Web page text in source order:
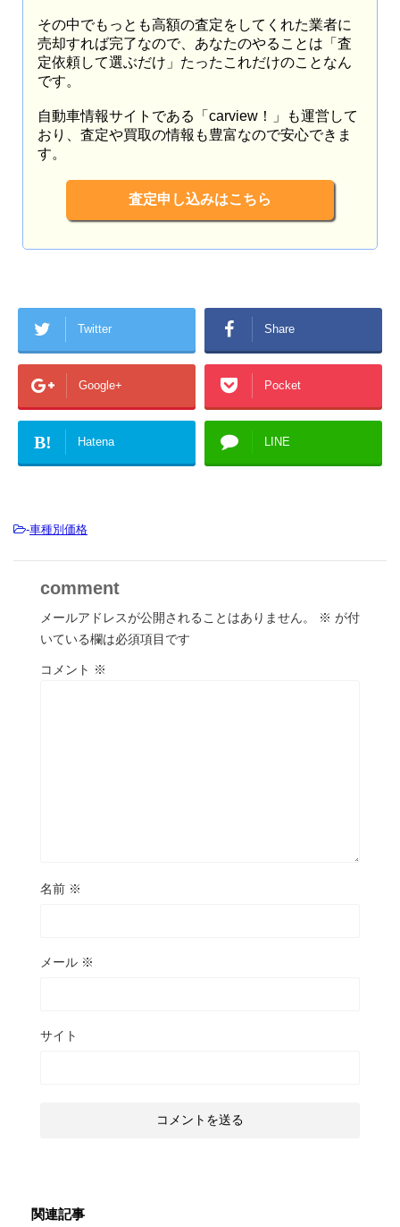
その中でもっとも高額の査定をしてくれた業者に
売却すれば完了なので、あなたのやることは「査
定依頼して選ぶだけ」たったこれだけのことなん
です。
自動車情報サイトである「carview！」も運営して
おり、査定や買取の情報も豊富なので安心できま
す。
査定申し込みはこちら
Twitter Share
Google+ Pocket
B! Hatena LINE
-車種別価格
comment
メールアドレスが公開されることはありません。 ※ が付
いている欄は必須項目です
コメント ※
名前 ※
メール ※
サイト
関連記事